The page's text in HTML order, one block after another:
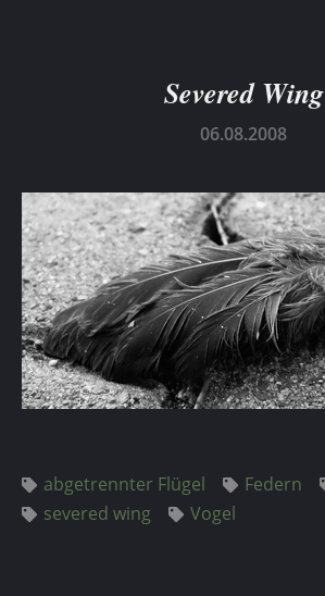
Severed Wing
06.08.2008
abgetrennter Flügel Federn
severed wing
Vogel